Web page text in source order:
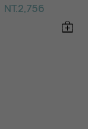
NT.2,756